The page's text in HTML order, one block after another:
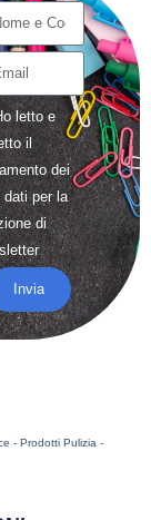
letto e
il
dei
dati per la
di
Invia
- Prodotti Pulizia -